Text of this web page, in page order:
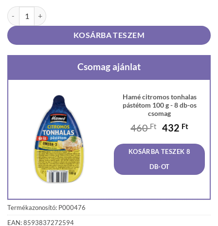
Hamé citromos tonhalas pástétom 100 g mennyiség
KOSÁRBA TESZEM
Csomag ajánlat
Hamé citromos tonhalas
pástétom 100 g - 8 db-os
csomag
460Ft
Original
was:
460 Ft.
432 Ft
is:
432
KOSÁRBA TESZEK 8
DB-OT
Termékazonosító: P000476
EAN: 8593837272594